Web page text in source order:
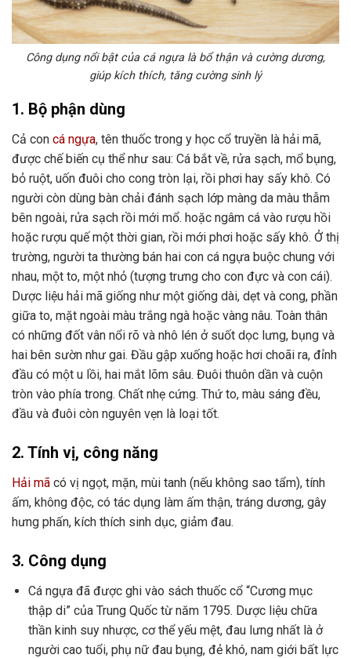
Công dụng nổi bật của cá ngựa là bổ thận và cường dương,
giúp kích thích, tăng cường sinh lý
1. Bộ phận dùng
Cả con cá ngựa, tên thuốc trong y học cổ truyền là hải mã,
được chế biến cụ thể như sau: Cá bắt về, rửa sạch, mổ bụng,
bỏ ruột, uốn đuôi cho cong tròn lại, rồi phơi hay sấy khô. Có
người còn dùng bàn chải đánh sạch lớp màng da màu thẫm
bên ngoài, rửa sạch rồi mới mổ. hoặc ngâm cá vào rượu hồi
hoặc rượu quế một thời gian, rồi mới phơi hoặc sấy khô. Ở thị
trường, người ta thường bán hai con cá ngựa buộc chung với
nhau, một to, một nhỏ (tượng trưng cho con đực và con cái).
Dược liệu hải mã giống như một giống dài, dẹt và cong, phần
giữa to, mặt ngoài màu trắng ngà hoặc vàng nâu. Toàn thân
có những đốt vân nổi rõ và nhô lén ở suốt dọc lưng, bụng và
hai bên sườn như gai. Đầu gập xuống hoặc hơi choãi ra, đỉnh
đầu có một u lồi, hai mắt lõm sâu. Đuôi thuôn dần và cuộn
tròn vào phía trong. Chất nhẹ cứng. Thứ to, màu sáng đều,
đầu và đuôi còn nguyên vẹn là loại tốt.
2. Tính vị, công năng
Hải mã có vị ngọt, mặn, mùi tanh (nếu không sao tẩm), tính
ấm, không độc, có tác dụng làm ấm thận, tráng dương, gây
hưng phấn, kích thích sinh dục, giảm đau.
3. Công dụng
Cá ngựa đã được ghi vào sách thuốc cổ “Cương mục
thập di” của Trung Quốc từ năm 1795. Dược liệu chữa
thần kinh suy nhược, cơ thể yếu mệt, đau lưng nhất là ở
người cao tuổi, phụ nữ đau bụng, đẻ khó, nam giới bất lực